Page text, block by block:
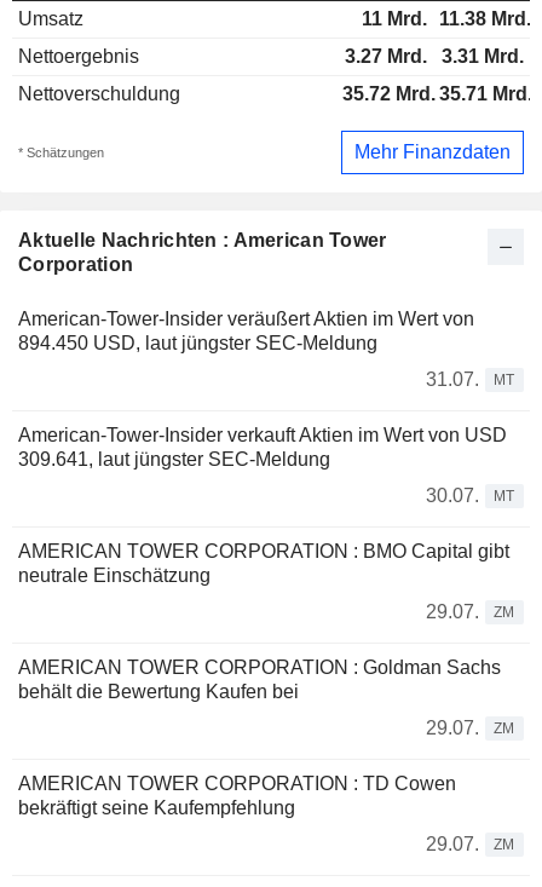
Aktuelle Nachrichten : American Tower
Corporation
American-Tower-Insider veräußert Aktien im Wert von
894.450 USD, laut jüngster SEC-Meldung
31.07.
MT
American-Tower-Insider verkauft Aktien im Wert von USD
309.641, laut jüngster SEC-Meldung
30.07.
MT
AMERICAN TOWER CORPORATION : BMO Capital gibt
neutrale Einschätzung
29.07.
ZM
AMERICAN TOWER CORPORATION : Goldman Sachs
behält die Bewertung Kaufen bei
29.07.
ZM
AMERICAN TOWER CORPORATION : TD Cowen
bekräftigt seine Kaufempfehlung
29.07.
ZM
Umsatz
11 Mrd.
11.38 Mrd.
Nettoergebnis
3.27 Mrd.
3.31 Mrd.
Nettoverschuldung
35.72 Mrd.35.71 Mrd.
* Schätzungen Mehr Finanzdaten